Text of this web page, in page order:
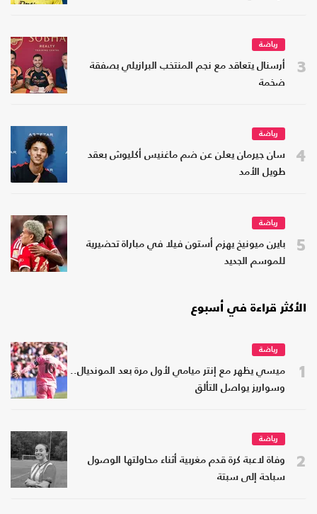
3
رياضة
أرسنال يتعاقد مع نجم المنتخب البرازيلي بصفقة
ضخمة
4
رياضة
سان جيرمان يعلن عن ضم ماغنيس أكليوش بعقد
طويل الأمد
5
رياضة
بايرن ميونيخ يهزم أستون فيلا في مباراة تحضيرية
للموسم الجديد
الأكثر قراءة في أسبوع
1
رياضة
ميسي يظهر مع إنتر ميامي لأول مرة بعد المونديال..
وسواريز يواصل التألق
2
رياضة
وفاة لاعبة كرة قدم مغربية أثناء محاولتها الوصول
سباحة إلى سبتة